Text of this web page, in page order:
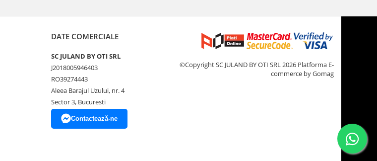
DATE COMERCIALE
SC JULAND BY OTI SRL
J2018005946403
RO39274443
Aleea Barajul Uzului, nr. 4
Sector 3, Bucuresti
Contactează-ne
©Copyright SC JULAND BY OTI SRL 2026 Platforma E-
commerce by Gomag